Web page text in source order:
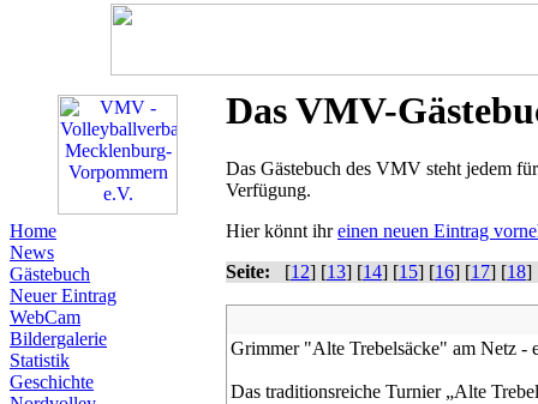
Home
News
Gästebuch
Neuer Eintrag
WebCam
Bildergalerie
Statistik
Geschichte
Das VMV-
Das Gästebuch des VMV steht jedem
Verfügung.
Hier könnt ihreinen neuen Eintrag
Seite: [12] [13] [14] [15] [16] [17] [18]
Grimmer "Alte Trebelsäcke" am Netz -
Das traditionsreiche Turnier „Alte